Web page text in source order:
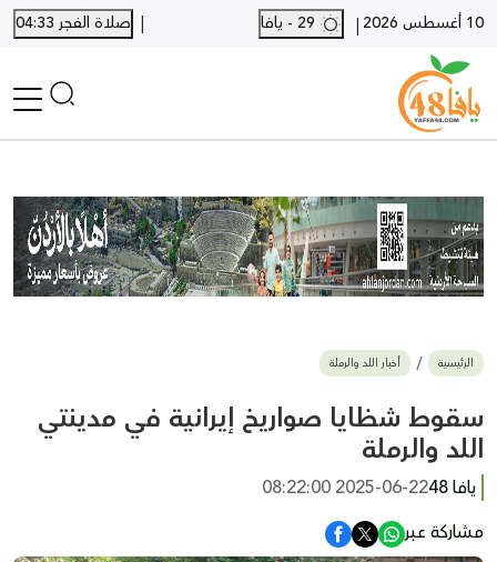
10 أغسطس 2026 |
| صلاة الفجر 04:33
أخبار محلية
أخبار يافا
SHORTS
أخبار اللد والرملة
بيع وشراء
أخبار القدس
وفيات
المزيد
ارسل خبر
الرئيسية أخبار اللد والرملة
سقوط شظايا صواريخ إيرانية في مدينتي
اللد والرملة
يافا 48
2025-06-22 08:22:00
مشاركة عبر